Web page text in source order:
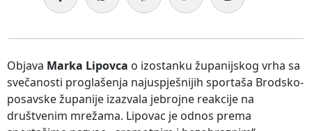
Objava Marka Lipovca o izostanku županijskog vrha sa
svečanosti proglašenja najuspješnijih sportaša Brodsko-
posavske županije izazvala jebrojne reakcije na
društvenim mrežama. Lipovac je odnos prema